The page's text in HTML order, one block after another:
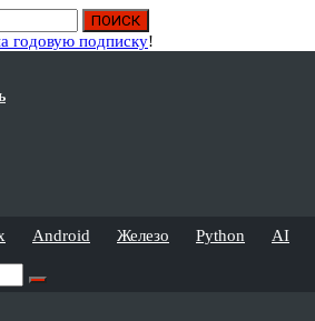
годовую подписку!
Android Железо Python AI